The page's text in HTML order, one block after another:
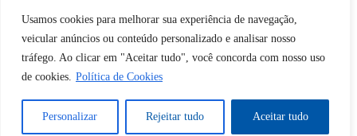
Usamos cookies para melhorar sua experiência de navegação,
veicular anúncios ou conteúdo personalizado e analisar nosso
tráfego. Ao clicar em "Aceitar tudo", você concorda com nosso uso
de cookies. Política de Cookies
Personalizar Rejeitar tudo Aceitar tudo
Sim Não